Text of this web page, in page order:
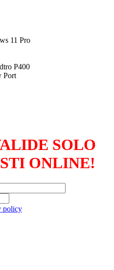
11 Pro
P400
Port
SOLO
ONLINE!
policy